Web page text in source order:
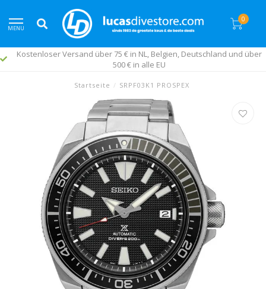
MENU
0
Kostenloser Versand über 75 € in NL, Belgien, Deutschland und über
500 € in alle EU
Startseite / SRPF03K1 PROSPEX